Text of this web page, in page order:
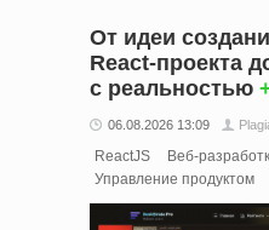
От идеи
React‑проекта
с реальностью
06.08.2026 13:09
ReactJS Веб-
Управление продуктом